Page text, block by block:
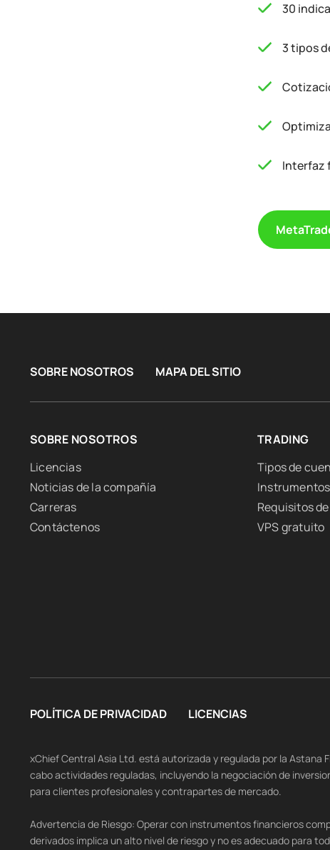
30
3 tipos
Interfaz
SOBRE NOSOTROS MAPA DEL SITIO
SOBRE NOSOTROS
Licencias
Noticias de la compañía
Carreras
Contáctenos
TRADING
Tipos de
Requisitos
VPS gratuito
POLÍTICA DE PRIVACIDAD LICENCIAS
xChief Central Asia Ltd. está autorizada y regulada por la Astana
cabo actividades reguladas, incluyendo la negociación de
para clientes profesionales y contrapartes de mercado.
Advertencia de Riesgo: Operar con instrumentos financieros
derivados implica un alto nivel de riesgo y no es adecuado para